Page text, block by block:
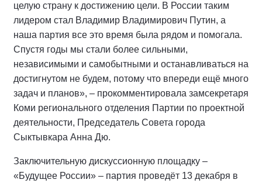
целую страну к достижению цели. В России таким
лидером стал Владимир Владимирович Путин, а
наша партия все это время была рядом и помогала.
Спустя годы мы стали более сильными,
независимыми и самобытными и останавливаться на
достигнутом не будем, потому что впереди ещё много
задач и планов», – прокомментировала замсекретаря
Коми регионального отделения Партии по проектной
деятельности, Председатель Совета города
Сыктывкара Анна Дю.
Заключительную дискуссионную площадку –
«Будущее России» – партия проведёт 13 декабря в